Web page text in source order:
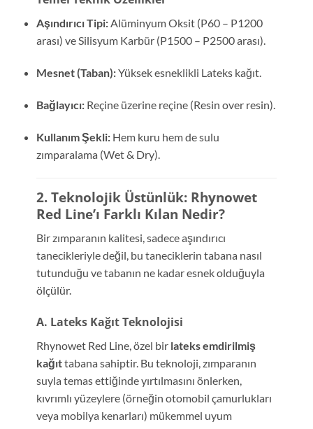
Aşındırıcı Tipi:Alüminyum Oksit (P60 – P1200
arası) ve Silisyum Karbür (P1500 – P2500 arası).
Mesnet (Taban):Yüksek esneklikli Lateks kağıt.
Bağlayıcı:Reçine üzerine reçine (Resin over resin).
Kullanım Şekli:Hem kuru hem de sulu
zımparalama (Wet & Dry).
2. Teknolojik Üstünlük: Rhynowet
Red Line’ı Farklı Kılan Nedir?
Bir zımparanın kalitesi, sadece aşındırıcı
tanecikleriyle değil, bu taneciklerin tabana nasıl
tutunduğu ve tabanın ne kadar esnek olduğuyla
ölçülür.
A. Lateks Kağıt Teknolojisi
Rhynowet Red Line, özel bir lateks emdirilmiş
kağıttabana sahiptir. Bu teknoloji, zımparanın
suyla temas ettiğinde yırtılmasını önlerken,
kıvrımlı yüzeylere (örneğin otomobil çamurlukları
veya mobilya kenarları) mükemmel uyum